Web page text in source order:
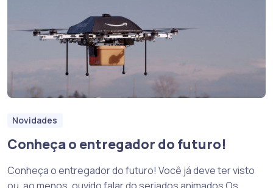
Novidades
Conheça o entregador do futuro!
Conheça o entregador do futuro! Você já deve ter visto